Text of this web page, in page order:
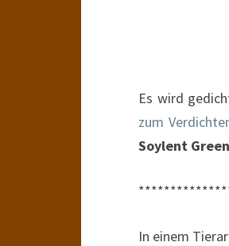
Es wird
zum
Soylent Green
In einem